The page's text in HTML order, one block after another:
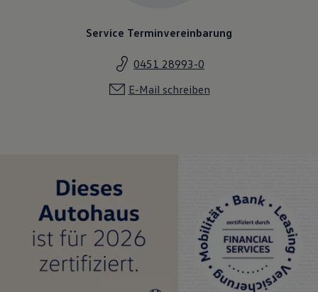
Service Terminvereinbarung
0451 28993-0
E-Mail schreiben